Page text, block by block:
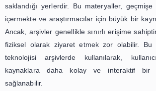
sanal tur sayesinde bu kişiler de
ve kültürel mirasımıza erişim
Sonuç olarak, arşivlerde kullanılan
kullanıcı deneyimini geliştirmek için
sayesinde kullanıcılar, gerçek bir